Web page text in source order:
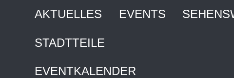
AKTUELLES EVENTS
STADTTEILE
EVENTKALENDER